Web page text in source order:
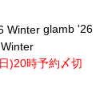
glamb '26
Winter
)20時予約〆切